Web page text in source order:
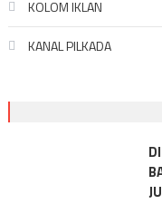
KOLOM IKLAN
KANAL PILKADA